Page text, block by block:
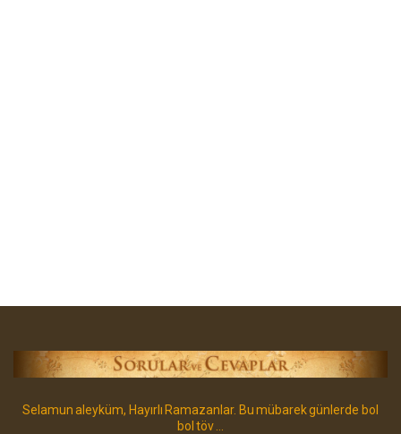
Selamun aleyküm, Hayırlı Ramazanlar. Bu mübarek günlerde bol
bol töv ...